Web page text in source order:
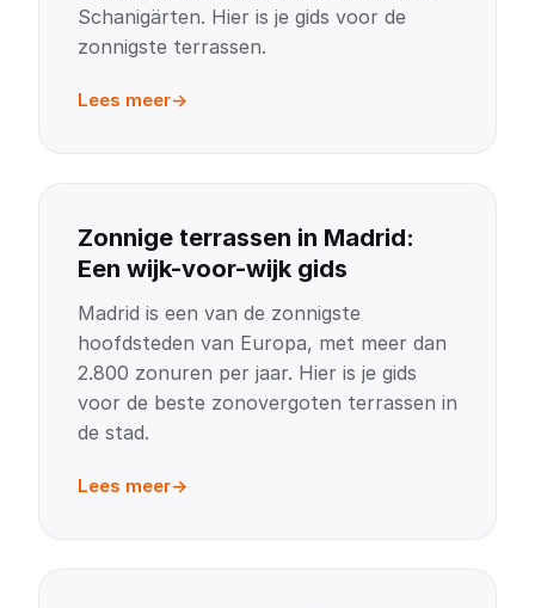
Schanigärten. Hier is je gids voor de
zonnigste terrassen.
Lees meer
Zonnige terrassen in Madrid:
Een wijk-voor-wijk gids
Madrid is een van de zonnigste
hoofdsteden van Europa, met meer dan
2.800 zonuren per jaar. Hier is je gids
voor de beste zonovergoten terrassen in
de stad.
Lees meer